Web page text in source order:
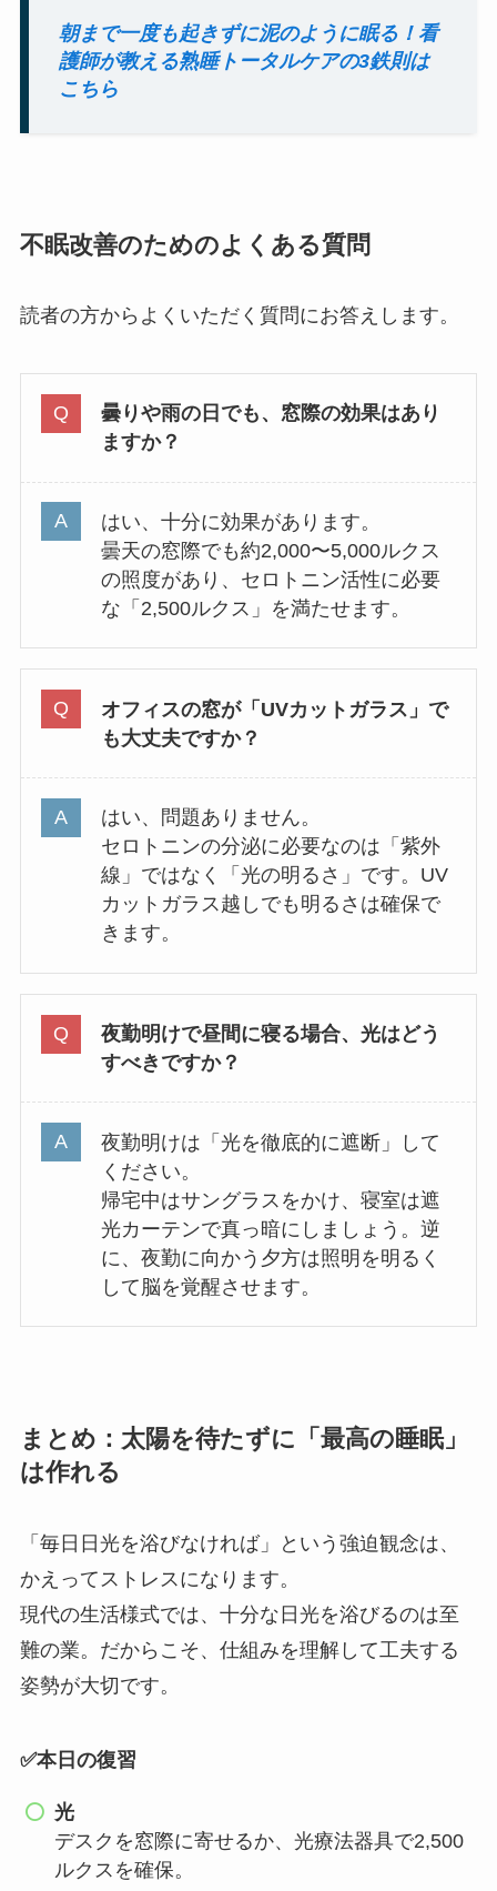
朝まで一度も起きずに泥のように眠る！看
護師が教える熟睡トータルケアの3鉄則は
こちら
不眠改善のためのよくある質問
読者の方からよくいただく質問にお答えします。
曇りや雨の日でも、窓際の効果はあり
ますか？
はい、十分に効果があります。
曇天の窓際でも約2,000〜5,000ルクス
の照度があり、セロトニン活性に必要
な「2,500ルクス」を満たせます。
オフィスの窓が「UVカットガラス」で
も大丈夫ですか？
はい、問題ありません。
セロトニンの分泌に必要なのは「紫外
線」ではなく「光の明るさ」です。UV
カットガラス越しでも明るさは確保で
きます。
夜勤明けで昼間に寝る場合、光はどう
すべきですか？
夜勤明けは「光を徹底的に遮断」して
ください。
帰宅中はサングラスをかけ、寝室は遮
光カーテンで真っ暗にしましょう。逆
に、夜勤に向かう夕方は照明を明るく
して脳を覚醒させます。
まとめ：太陽を待たずに「最高の睡眠」
は作れる
「毎日日光を浴びなければ」という強迫観念は、
かえってストレスになります。
現代の生活様式では、十分な日光を浴びるのは至
難の業。だからこそ、仕組みを理解して工夫する
姿勢が大切です。
✅本日の復習
光
デスクを窓際に寄せるか、光療法器具で2,500
ルクスを確保。